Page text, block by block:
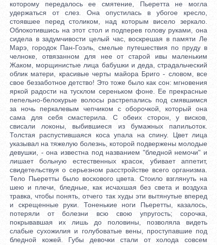
которому передалось ее смятение, Пьеретта не могла
удержаться от слез. Она опустилась в убогое кресло,
стоявшее перед столиком, над которым висело зеркало.
Облокотившись на этот стол и подперев голову руками, она
сидела в задумчивости целый час, воскрешая в памяти Ле
Марэ, городок Пан-Гоэль, смелые путешествия по пруду в
челноке, отвязанном для нее от старой ивы маленьким
Жаком, морщинистые лица бабушки и деда, страдальческий
облик матери, красивые черты майора Бриго - словом, все
свое беззаботное детство! Это тоже было как сон: мгновения
яркой радости на тусклом сереньком фоне. Ее прекрасные
пепельно-белокурые волосы растрепались под смявшимся
за ночь перкалевым чепчиком с оборочкой, который она
сама для себя смастерила. С обеих сторон, у висков,
свисали локоны, выбившиеся из бумажных папильоток.
Толстая распустившаяся коса упала на спину. Цвет лица
указывал на тяжелую болезнь, которой подвержены молодые
девушки, - она известна под названием "бледной немочи" и
лишает больную естественных красок, убивает аппетит,
свидетельствуя о серьезном расстройстве всего организма.
Тело Пьеретты было воскового цвета. Стоило взглянуть на
шею и плечи, бледные, как исчахшая без света и воздуха
травка, чтобы понять, отчего так худы эти вытянутые вперед
и скрещенные руки. Тоненькие ноги Пьеретты, казалось,
потеряли от болезни всю свою упругость; сорочка,
покрывавшая их лишь до половины, позволяла видеть
слабые сухожилия и голубоватые вены, проступавшие под
бледной кожей. Губы девочки стали от холода совсем